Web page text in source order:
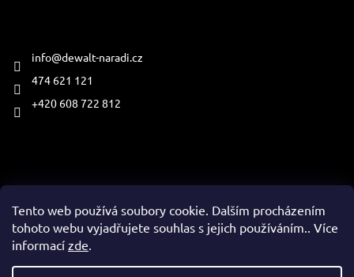
Tento web používá soubory cookie. Dalším procházením
tohoto webu vyjadřujete souhlas s jejich používáním.. Více
informací zde.
info@dewalt-naradi.cz
474 621 121
+420 608 722 812